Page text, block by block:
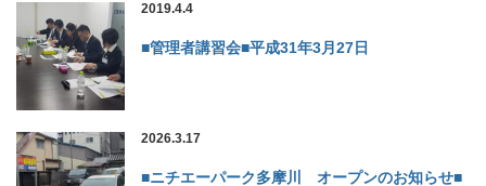
2019.4.4
■管理者講習会■平成31年3月27日
2026.3.17
■ニチエーパーク多摩川 オープンのお知らせ■